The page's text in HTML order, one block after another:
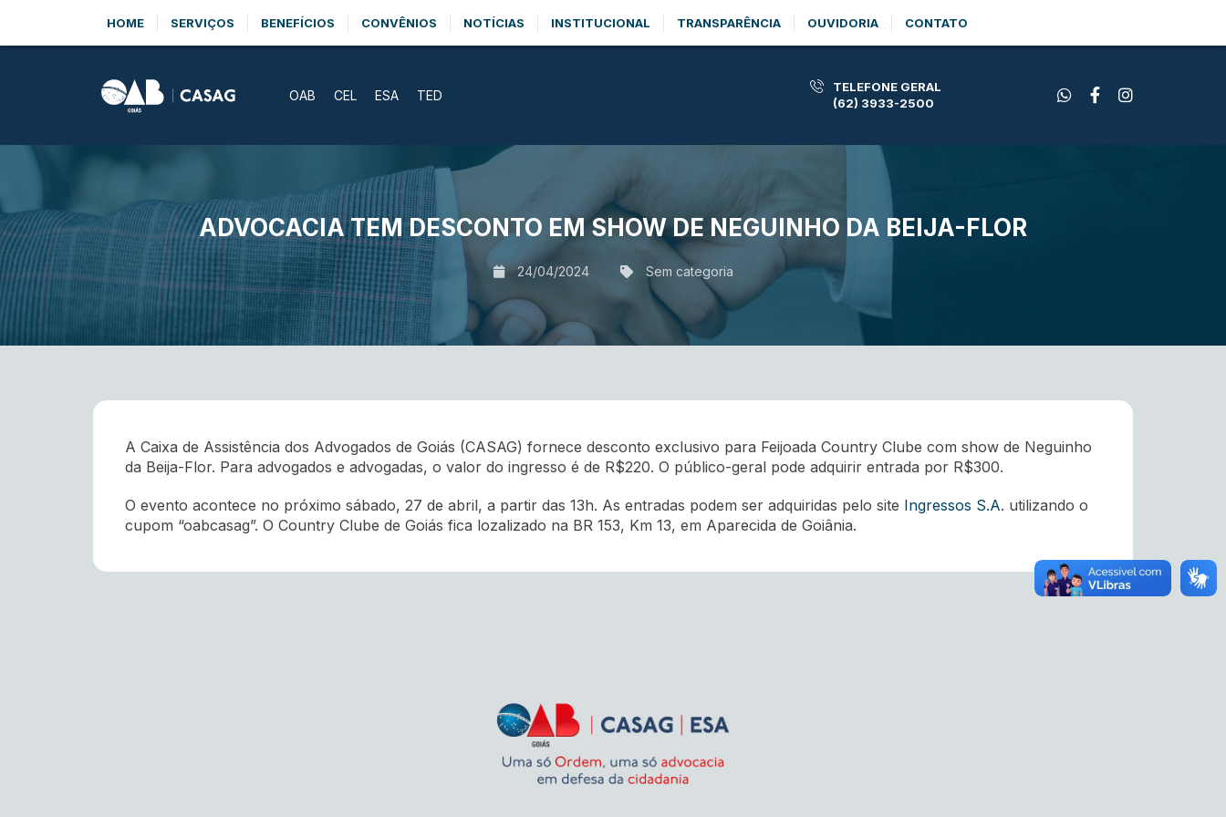
HOME SERVIÇOS BENEFÍCIOS CONVÊNIOS NOTÍCIAS INSTITUCIONAL TRANSPARÊNCIA OUVIDORIA CONTATO
OAB CEL ESA TED
TELEFONE GERAL
(62) 3933-2500
ADVOCACIA TEM DESCONTO EM SHOW DE NEGUINHO DA BEIJA-FLOR
24/04/2024 Sem categoria
A Caixa de Assistência dos Advogados de Goiás (CASAG) fornece desconto exclusivo para Feijoada Country Clube com show de Neguinho
da Beija-Flor. Para advogados e advogadas, o valor do ingresso é de R$220. O público-geral pode adquirir entrada por R$300.
O evento acontece no próximo sábado, 27 de abril, a partir das 13h. As entradas podem ser adquiridas pelo site Ingressos S.A. utilizando o
cupom “oabcasag”. O Country Clube de Goiás fica lozalizado na BR 153, Km 13, em Aparecida de Goiânia.